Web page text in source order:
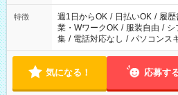
特徴 週1日からOK / 日払いOK / 履歴
業・WワークOK / 服装自由 / シ
集 / 電話対応なし / パソコンス
気になる！ 応募す